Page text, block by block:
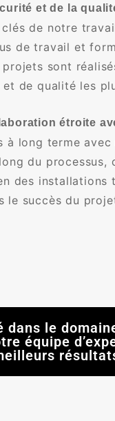
et de la
de notre
de travail et
sont
et de qualité les
étroite
à long terme
du processus,
des installations
le succès du
le
équipe